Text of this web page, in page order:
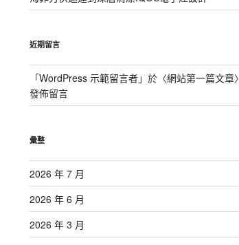
近期留言
「WordPress 示範留言者」於〈網站第一篇文章〉
發佈留言
彙整
2026 年 7 月
2026 年 6 月
2026 年 3 月